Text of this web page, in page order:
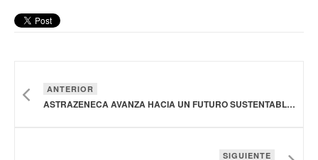
ANTERIOR
ASTRAZENECA AVANZA HACIA UN FUTURO SUSTENTABLE Y SALUDABLE EN LATAM
SIGUIENTE